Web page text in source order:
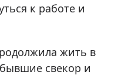
к работе и
жить в
свекор и